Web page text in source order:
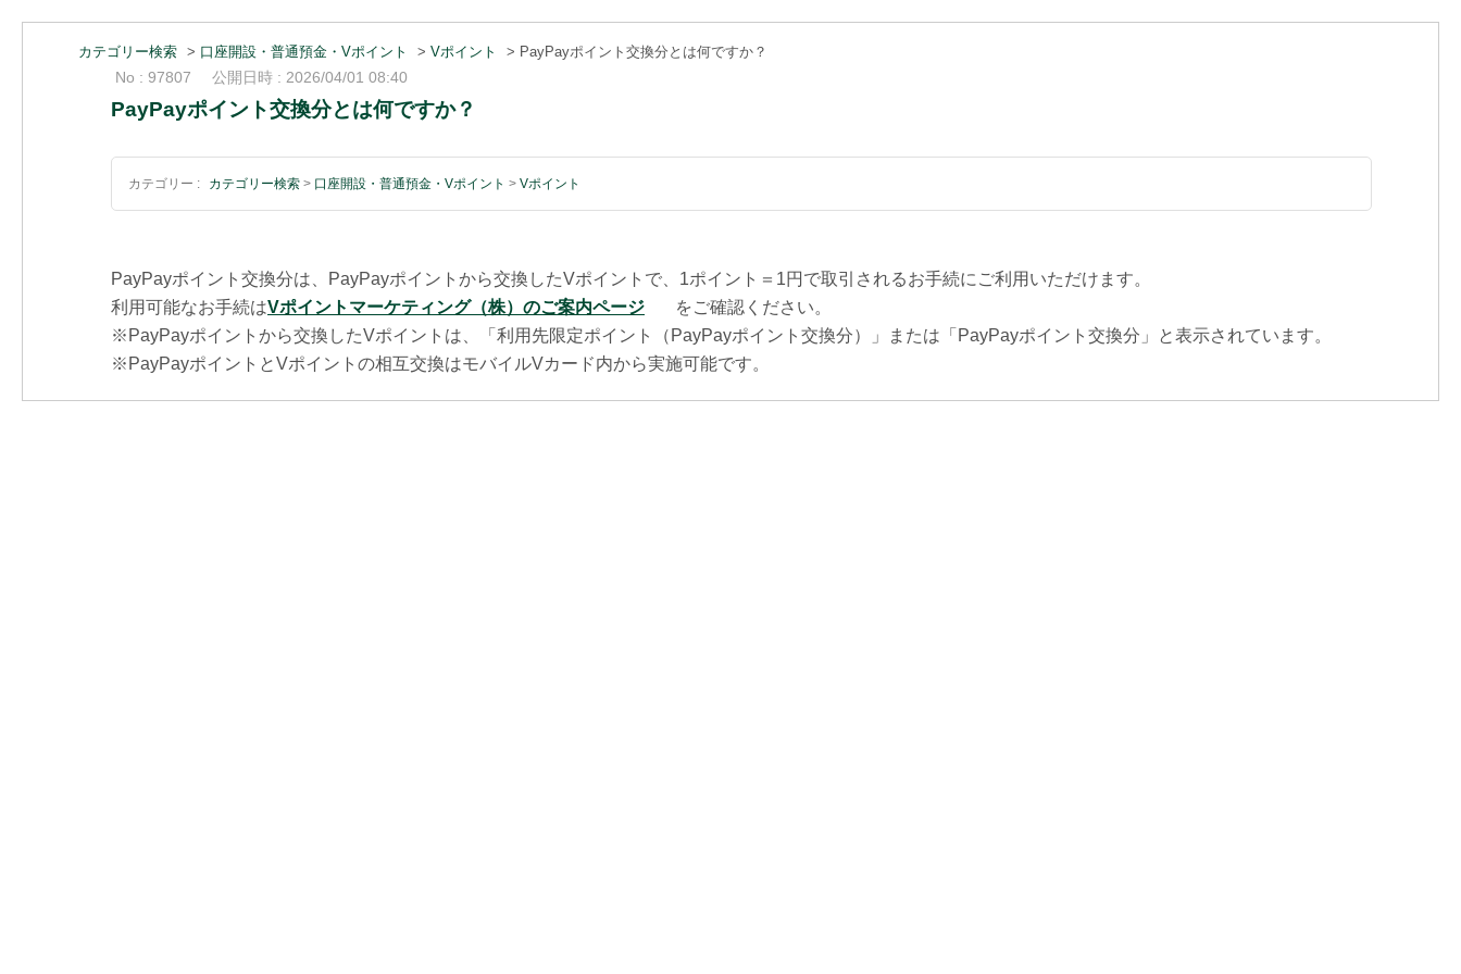
カテゴリー検索 > 口座開設・普通預金・Vポイント > Vポイント > PayPayポイント交換分とは何ですか？
No : 97807 公開日時 : 2026/04/01 08:40
PayPayポイント交換分とは何ですか？
カテゴリー : カテゴリー検索 > 口座開設・普通預金・Vポイント > Vポイント
PayPayポイント交換分は、PayPayポイントから交換したVポイントで、1ポイント＝1円で取引されるお手続にご利用いただけます。
利用可能なお手続はVポイントマーケティング（株）のご案内ページ
をご確認ください。
※ PayPayポイントから交換したVポイントは、「利用先限定ポイント（PayPayポイント交換分）」または「PayPayポイント交換分」と表示されています。
※ PayPayポイントとVポイントの相互交換はモバイルVカード内から実施可能です。